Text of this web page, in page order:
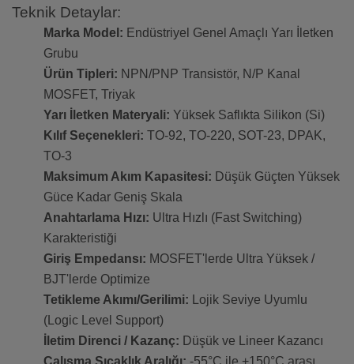
Teknik Detaylar:
Marka Model: Endüstriyel Genel Amaçlı Yarı İletken
Grubu
Ürün Tipleri: NPN/PNP Transistör, N/P Kanal
MOSFET, Triyak
Yarı İletken Materyali: Yüksek Saflıkta Silikon (Si)
Kılıf Seçenekleri: TO-92, TO-220, SOT-23, DPAK,
TO-3
Maksimum Akım Kapasitesi: Düşük Güçten Yüksek
Güce Kadar Geniş Skala
Anahtarlama Hızı: Ultra Hızlı (Fast Switching)
Karakteristiği
Giriş Empedansı: MOSFET'lerde Ultra Yüksek /
BJT'lerde Optimize
Tetikleme Akımı/Gerilimi: Lojik Seviye Uyumlu
(Logic Level Support)
İletim Direnci / Kazanç: Düşük ve Lineer Kazancı
Çalışma Sıcaklık Aralığı: -55°C ile +150°C arası